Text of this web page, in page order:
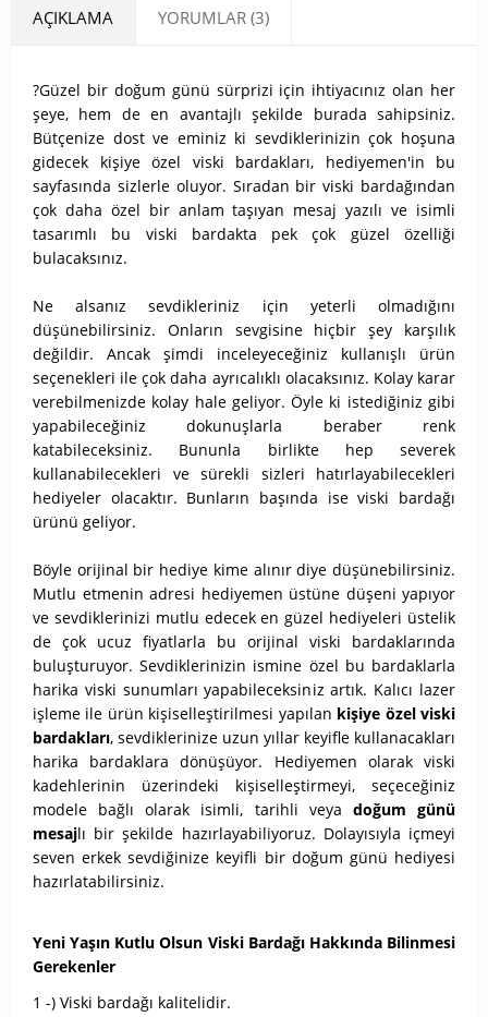
AÇIKLAMA YORUMLAR (3)
?Güzel bir doğum günü sürprizi için ihtiyacınız olan her
şeye, hem de en avantajlı şekilde burada sahipsiniz.
Bütçenize dost ve eminiz ki sevdiklerinizin çok hoşuna
gidecek kişiye özel viski bardakları, hediyemen'in bu
sayfasında sizlerle oluyor. Sıradan bir viski bardağından
çok daha özel bir anlam taşıyan mesaj yazılı ve isimli
tasarımlı bu viski bardakta pek çok güzel özelliği
bulacaksınız.
Ne alsanız sevdikleriniz için yeterli olmadığını
düşünebilirsiniz. Onların sevgisine hiçbir şey karşılık
değildir. Ancak şimdi inceleyeceğiniz kullanışlı ürün
seçenekleri ile çok daha ayrıcalıklı olacaksınız. Kolay karar
verebilmenizde kolay hale geliyor. Öyle ki istediğiniz gibi
yapabileceğiniz dokunuşlarla beraber renk
katabileceksiniz. Bununla birlikte hep severek
kullanabilecekleri ve sürekli sizleri hatırlayabilecekleri
hediyeler olacaktır. Bunların başında ise viski bardağı
ürünü geliyor.
Böyle orijinal bir hediye kime alınır diye düşünebilirsiniz.
Mutlu etmenin adresi hediyemen üstüne düşeni yapıyor
ve sevdiklerinizi mutlu edecek en güzel hediyeleri üstelik
de çok ucuz fiyatlarla bu orijinal viski bardaklarında
buluşturuyor. Sevdiklerinizin ismine özel bu bardaklarla
harika viski sunumları yapabileceksiniz artık. Kalıcı lazer
işleme ile ürün kişiselleştirilmesi yapılan kişiye özel viski
bardakları, sevdiklerinize uzun yıllar keyifle kullanacakları
harika bardaklara dönüşüyor. Hediyemen olarak viski
kadehlerinin üzerindeki kişiselleştirmeyi, seçeceğiniz
modele bağlı olarak isimli, tarihli veya doğum günü
mesajlı bir şekilde hazırlayabiliyoruz. Dolayısıyla içmeyi
seven erkek sevdiğinize keyifli bir doğum günü hediyesi
hazırlatabilirsiniz.
Yeni Yaşın Kutlu Olsun Viski Bardağı Hakkında Bilinmesi
Gerekenler
1 -) Viski bardağı kalitelidir.